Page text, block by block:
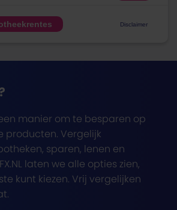
Disclaimer
manier om te besparen op
producten. Vergelijk
sparen, lenen en
laten we alle opties zien,
kunt kiezen. Vrij vergelijken